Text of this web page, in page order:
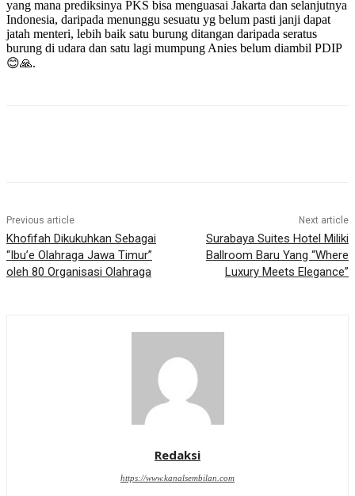
yang mana prediksinya PKS bisa menguasai Jakarta dan selanjutnya
Indonesia, daripada menunggu sesuatu yg belum pasti janji dapat
jatah menteri, lebih baik satu burung ditangan daripada seratus
burung di udara dan satu lagi mumpung Anies belum diambil PDIP
😊🙏.
Previous article
Khofifah Dikukuhkan Sebagai
“Ibu’e Olahraga Jawa Timur”
oleh 80 Organisasi Olahraga
Next article
Surabaya Suites Hotel Miliki
Ballroom Baru Yang “Where
Luxury Meets Elegance”
Redaksi
https://www.kanalsembilan.com